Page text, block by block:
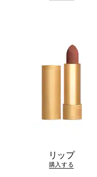
リップ
購入する